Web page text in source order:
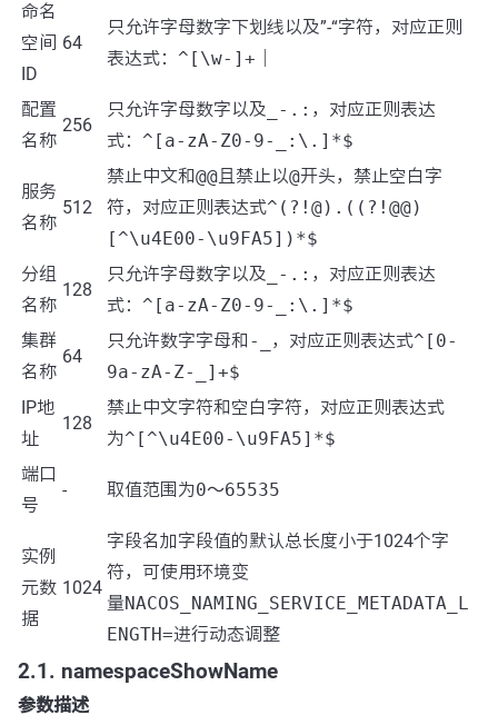
命名
空间
ID
64
只允许字母数字下划线以及”-“字符，对应正则
表达式： ^[\w-]+
配置
名称
256
只允许字母数字以及 _-.: ，对应正则表达
式： ^[a-zA-Z0-9-_:\.]*$
服务
名称
512
禁止中文和@@ 且禁止以@开头，禁止空白字
符，对应正则表达式^(?!@).((?!@@)
[^\u4E00-\u9FA5])*$
分组
名称
128
只允许字母数字以及 _-.: ，对应正则表达
式： ^[a-zA-Z0-9-_:\.]*$
集群
名称
64
只允许数字字母和 -_ ，对应正则表达式^[0-
9a-zA-Z-_]+$
IP地
址
128
禁止中文字符和空白字符，对应正则表达式
为^[^\u4E00-\u9FA5]*$
端口
号
- 取值范围为0～65535
实例
元数
据
1024
字段名加字段值的默认总长度小于1024个字
符，可使用环境变
量NACOS_NAMING_SERVICE_METADATA_L
ENGTH=进行动态调整
2.1. namespaceShowName
参数描述